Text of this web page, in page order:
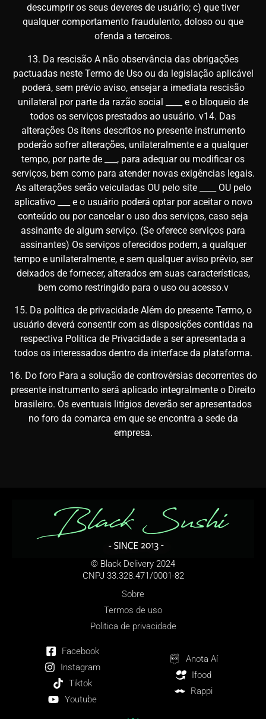
descumprir os seus deveres de usuário; c) que tiver
qualquer comportamento fraudulento, doloso ou que
ofenda a terceiros.
13. Da rescisão A não observância das obrigações
pactuadas neste Termo de Uso ou da legislação aplicável
poderá, sem prévio aviso, ensejar a imediata rescisão
unilateral por parte da razão social ____ e o bloqueio de
todos os serviços prestados ao usuário. v14. Das
alterações Os itens descritos no presente instrumento
poderão sofrer alterações, unilateralmente e a qualquer
tempo, por parte de ___, para adequar ou modificar os
serviços, bem como para atender novas exigências legais.
As alterações serão veiculadas OU pelo site ____ OU pelo
aplicativo ___ e o usuário poderá optar por aceitar o novo
conteúdo ou por cancelar o uso dos serviços, caso seja
assinante de algum serviço. (Se oferece serviços para
assinantes) Os serviços oferecidos podem, a qualquer
tempo e unilateralmente, e sem qualquer aviso prévio, ser
deixados de fornecer, alterados em suas características,
bem como restringido para o uso ou acesso.v
15. Da política de privacidade Além do presente Termo, o
usuário deverá consentir com as disposições contidas na
respectiva Política de Privacidade a ser apresentada a
todos os interessados dentro da interface da plataforma.
16. Do foro Para a solução de controvérsias decorrentes do
presente instrumento será aplicado integralmente o Direito
brasileiro. Os eventuais litígios deverão ser apresentados
no foro da comarca em que se encontra a sede da
empresa.
© Black Delivery 2024
CNPJ 33.328.471/0001-82
Sobre
Termos de uso
Politica de privacidade
Facebook
Instagram
Tiktok
Youtube
Anota Aí
Ifood
Rappi